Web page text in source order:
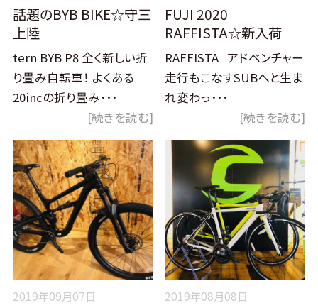
話題のBYB BIKE☆守三
上陸
tern BYB P8 全く新しい折
り畳み自転車！ よくある
20incの折り畳み･･･
[続きを読む]
FUJI 2020
RAFFISTA☆新入荷
RAFFISTA アドベンチャー
走行もこなすSUBへと生ま
れ変わっ･･･
[続きを読む]
2019年09月07日 2019年08月08日